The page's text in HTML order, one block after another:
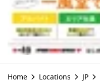
Home Locations JP